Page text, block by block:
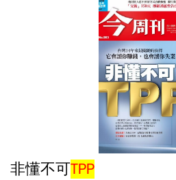
守為攻，出口激增近7成 百睿達創辦人
邊練功5年 交大理工男拚出估值9億元
賣進谷歌 關於減少購債、通膨惡化劇
15GW肥美風場掀國際一級風力戰 台灣
非懂不可TPP